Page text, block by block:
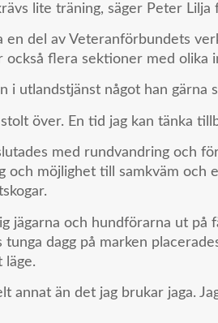
lite träning, säger Peter
en del av Veteranförbundets
också flera sektioner med
i utlandstjänst något han gärna
över. En tid jag kan tänka
med rundvandring och
och möjlighet till samkväm
jägarna och hundförarna ut
dagg på marken
läge.
annat än det jag brukar jaga.